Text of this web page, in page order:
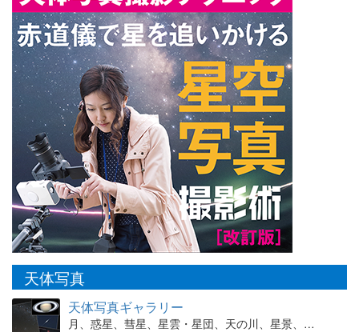
天体写真
天体写真ギャラリー
月、惑星、彗星、星雲・星団、天の川、星景、…